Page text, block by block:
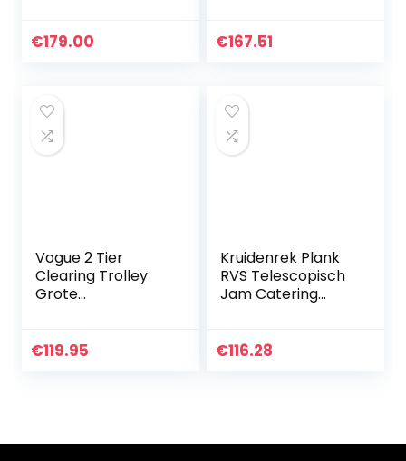
Wielen Serveer
€179.00
Restaurant
€167.51
Vogue 2 Tier
Clearing Trolley
Grote
Catering
€119.95
Kruidenrek Plank
RVS Telescopisch
Jam Catering
Specerij Dispenser
€116.28